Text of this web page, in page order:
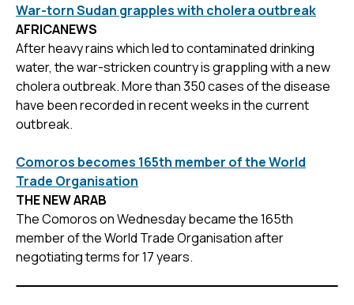
War-torn Sudan grapples with cholera outbreak
AFRICANEWS
After heavy rains which led to contaminated drinking
water, the war-stricken country is grappling with a new
cholera outbreak. More than 350 cases of the disease
have been recorded in recent weeks in the current
outbreak.
Comoros becomes 165th member of the World
Trade Organisation
THE NEW ARAB
The Comoros on Wednesday became the 165th
member of the World Trade Organisation after
negotiating terms for 17 years.